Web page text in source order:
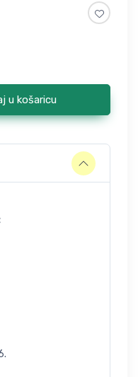
u košaricu